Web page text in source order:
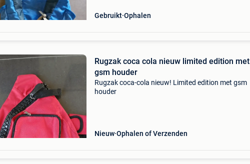
Gebruikt Ophalen
Rugzak coca cola nieuw limited edition met
gsm houder
Rugzak coca-cola nieuw! Limited edition met gsm
houder
Nieuw Ophalen of Verzenden